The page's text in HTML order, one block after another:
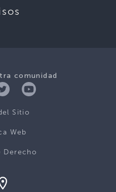
comunidad
Sitio
Web
Derecho